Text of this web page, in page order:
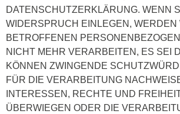
DATENSCHUTZERKLÄRUNG. WENN
WIDERSPRUCH EINLEGEN, WERDEN
BETROFFENEN
NICHT MEHR VERARBEITEN, ES SEI
KÖNNEN ZWINGENDE
FÜR DIE VERARBEITUNG
INTERESSEN, RECHTE UND
ÜBERWIEGEN ODER DIE